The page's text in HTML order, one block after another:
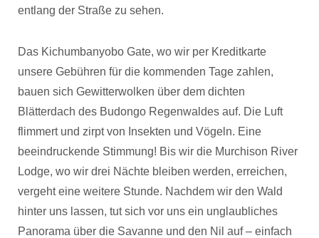
entlang der Straße zu sehen.
Das Kichumbanyobo Gate, wo wir per Kreditkarte
unsere Gebühren für die kommenden Tage zahlen,
bauen sich Gewitterwolken über dem dichten
Blätterdach des Budongo Regenwaldes auf. Die Luft
flimmert und zirpt von Insekten und Vögeln. Eine
beeindruckende Stimmung! Bis wir die Murchison River
Lodge, wo wir drei Nächte bleiben werden, erreichen,
vergeht eine weitere Stunde. Nachdem wir den Wald
hinter uns lassen, tut sich vor uns ein unglaubliches
Panorama über die Savanne und den Nil auf – einfach